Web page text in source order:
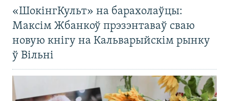
«ШокінгКульт» на барахолаўцы:
Максім Жбанкоў прэзэнтаваў сваю
новую кнігу на Кальварыйскім рынку
ў Вільні